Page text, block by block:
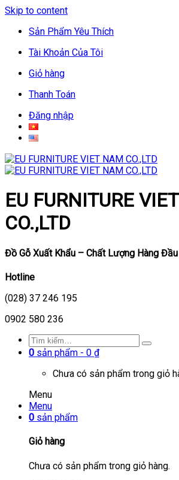
Skip to content
Sản Phẩm Yêu Thích
Tài Khoản Của Tôi
Giỏ hàng
Thanh Toán
Đăng nhập
EU FURNITURE
CO.,LTD
Đồ Gỗ Xuất Khẩu – Chất Lượng Hàng Đầu
Hotline
(028) 37 246 195
0902 580 236
0 sản phẩm - 0 ₫
Chưa có sản phẩm trong giỏ
Menu
Menu
0 sản phẩm
Giỏ hàng
Chưa có sản phẩm trong giỏ hàng.